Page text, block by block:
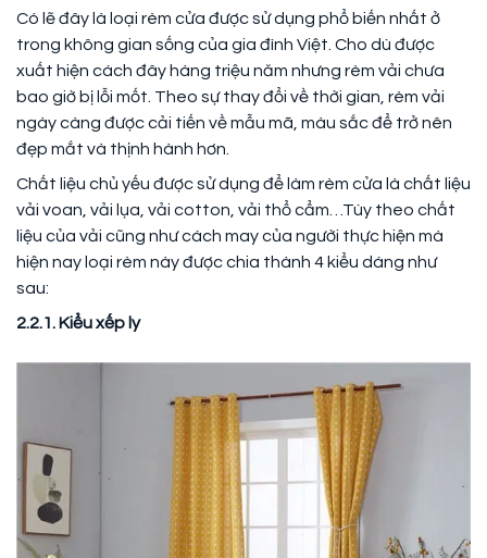
Có lẽ đây là loại rèm cửa được sử dụng phổ biến nhất ở
trong không gian sống của gia đình Việt. Cho dù được
xuất hiện cách đây hàng triệu năm nhưng rèm vải chưa
bao giờ bị lỗi mốt. Theo sự thay đổi về thời gian, rèm vải
ngày càng được cải tiến về mẫu mã, màu sắc để trở nên
đẹp mắt và thịnh hành hơn.
Chất liệu chủ yếu được sử dụng để làm rèm cửa là chất liệu
vải voan, vải lụa, vải cotton, vải thổ cẩm…Tùy theo chất
liệu của vải cũng như cách may của người thực hiện mà
hiện nay loại rèm này được chia thành 4 kiểu dáng như
sau:
2.2.1. Kiểu xếp ly